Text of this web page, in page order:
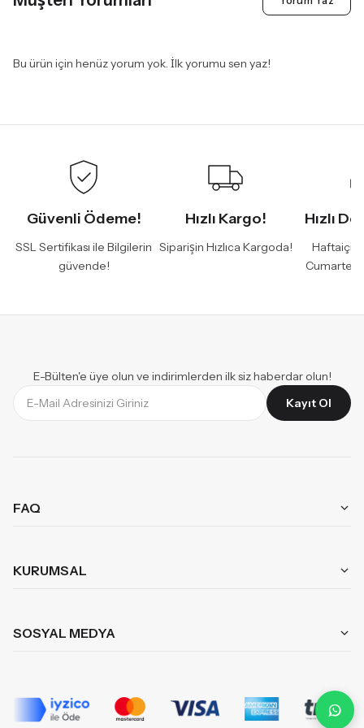
Bu ürün için henüz yorum yok. İlk yorumu sen yaz!
Güvenli Ödeme!
SSL Sertifikası ile Bilgilerin
güvende!
Hızlı Kargo!
Siparişin Hızlıca Kargoda!
Hızlı
Haftaiçi
E-Bülten'e üye olun ve indirimlerden ilk siz haberdar olun!
Kayıt Ol
FAQ
Banka Bilgileri
KURUMSAL
Toptan Satış Bilgilendirme Formu
Aydınlatma Metni
SOSYAL MEDYA
Pinterest